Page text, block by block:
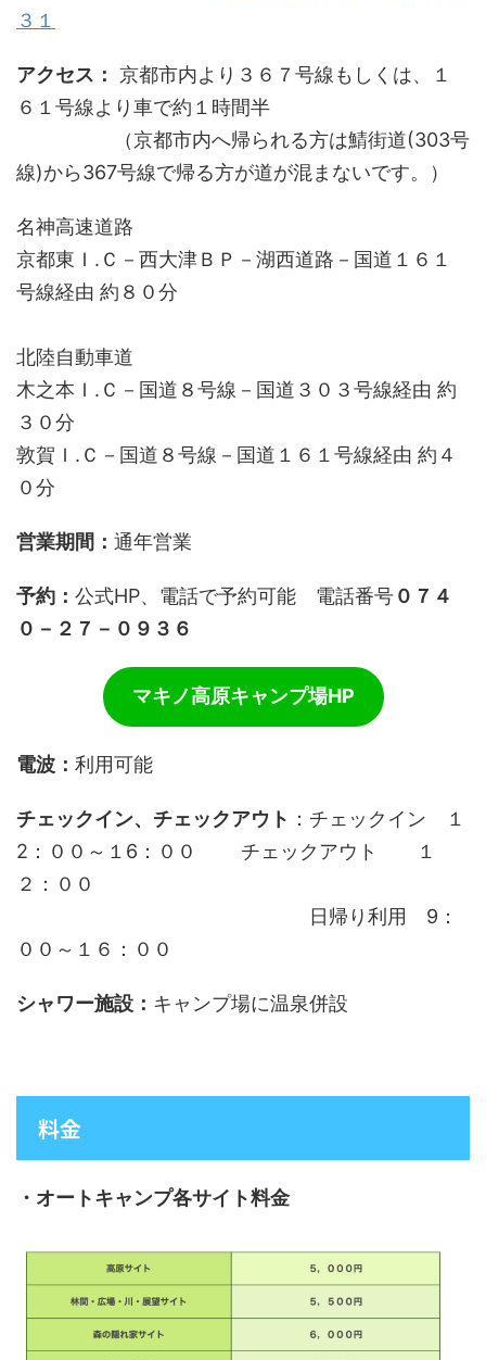
３１
アクセス： 京都市内より３６７号線もしくは、１
６１号線より車で約１時間半
（京都市内へ帰られる方は鯖街道(303号
線)から367号線で帰る方が道が混まないです。）
名神高速道路
京都東Ｉ.Ｃ－西大津ＢＰ－湖西道路－国道１６１
号線経由 約８０分
北陸自動車道
木之本Ｉ.Ｃ－国道８号線－国道３０３号線経由 約
３０分
敦賀Ｉ.Ｃ－国道８号線－国道１６１号線経由 約４
０分
営業期間： 通年営業
予約： 公式HP、電話で予約可能 電話番号０７４
０－２７－０９３６
マキノ高原キャンプ場HP
電波： 利用可能
チェックイン、チェックアウト ：チェックイン １
2：００～１6：００ チェックアウト １
２：００
日帰り利用 9：
００～１６：００
シャワー施設： キャンプ場に温泉併設
料金
・オートキャンプ各サイト料金